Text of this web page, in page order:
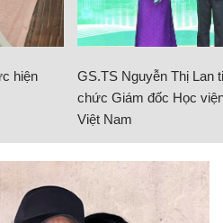
hiện
GS.TS Nguyễn Thị Lan
chức Giám đốc Học
Việt Nam